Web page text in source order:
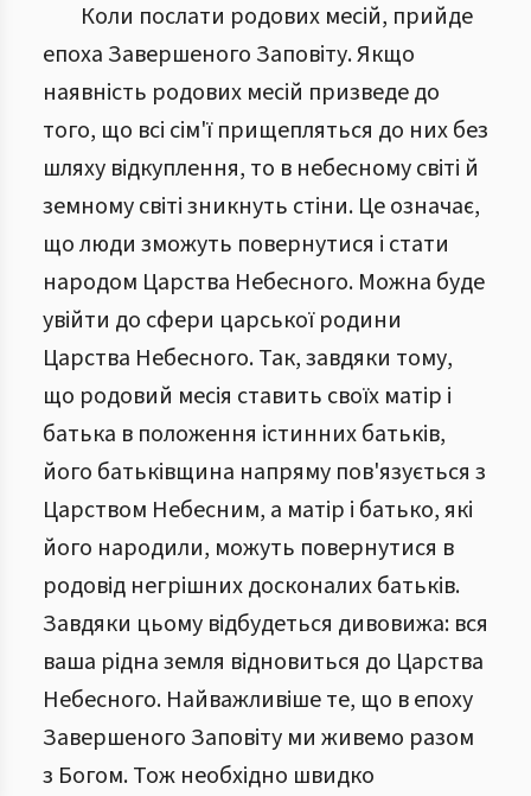
Коли послати родових месій, прийде
епоха Завершеного Заповіту. Якщо
наявність родових месій призведе до
того, що всі сім'ї прищепляться до них без
шляху відкуплення, то в небесному світі й
земному світі зникнуть стіни. Це означає,
що люди зможуть повернутися і стати
народом Царства Небесного. Можна буде
увійти до сфери царської родини
Царства Небесного. Так, завдяки тому,
що родовий месія ставить своїх матір і
батька в положення істинних батьків,
його батьківщина напряму пов'язується з
Царством Небесним, а матір і батько, які
його народили, можуть повернутися в
родовід негрішних досконалих батьків.
Завдяки цьому відбудеться дивовижа: вся
ваша рідна земля відновиться до Царства
Небесного. Найважливіше те, що в епоху
Завершеного Заповіту ми живемо разом
з Богом. Тож необхідно швидко